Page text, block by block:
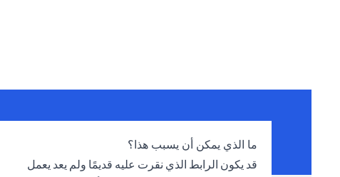
ما الذي يمكن أن يسبب هذا؟
قد يكون الرابط الذي نقرت عليه قديمًا ولم يعد يعمل